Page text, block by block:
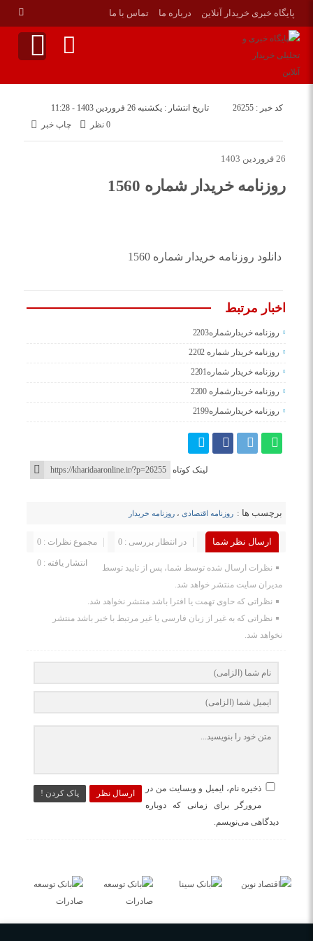
پایگاه خبری خریدار آنلاین درباره ما تماس با ما
کد خبر : 26255
تاریخ انتشار : یکشنبه 26 فروردین 1403 - 11:28
چاپ خبر
0 نظر
26 فروردین 1403
روزنامه خریدار شماره 1560
دانلود روزنامه خریدار شماره 1560
اخبار مرتبط
روزنامه خریدارشماره2203
روزنامه خریدار شماره 2202
روزنامه خریدار شماره2201
روزنامه خریدارشماره 2200
روزنامه خریدارشماره2199
لینک کوتاه
برچسب ها : روزنامه اقتصادی ،روزنامه خریدار
ارسال نظر شما مجموع نظرات : 0 در انتظار بررسی : 0
انتشار یافته : 0
نظرات ارسال شده توسط شما، پس از تایید توسط
مدیران سایت منتشر خواهد شد.
نظراتی که حاوی تهمت یا افترا باشد منتشر نخواهد شد.
نظراتی که به غیر از زبان فارسی یا غیر مرتبط با خبر باشد منتشر
نخواهد شد.
ارسال نظر پاک کردن !
ذخیره نام، ایمیل و وبسایت من در
مرورگر برای زمانی که دوباره
دیدگاهی می‌نویسم.